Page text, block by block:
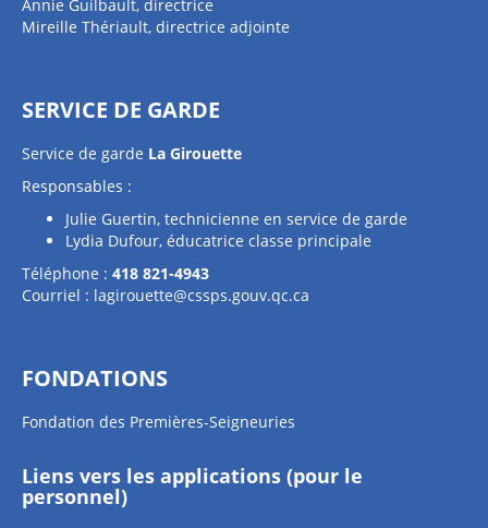
Annie Guilbault, directrice
Mireille Thériault, directrice adjointe
SERVICE DE GARDE
Service de garde La Girouette
Responsables :
Julie Guertin, technicienne en service de garde
Lydia Dufour, éducatrice classe principale
Téléphone : 418 821-4943
Courriel : lagirouette@cssps.gouv.qc.ca
FONDATIONS
Fondation des Premières-Seigneuries
Liens vers les applications (pour le
personnel)